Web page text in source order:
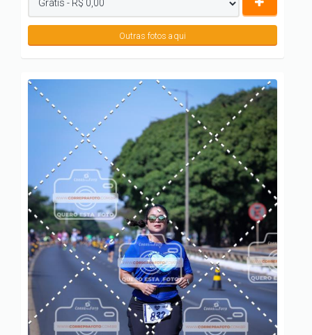
Outras fotos aqui